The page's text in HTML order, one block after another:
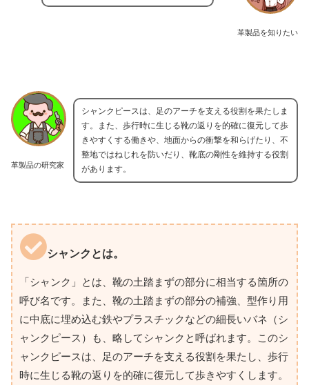
革製品を知りたい
革製品の研究家
シャンクピースは、足のアーチを支える役割を果たしま
す。また、歩行時に生じる靴の返りを的確に復元して歩
きやすくする働きや、地面からの衝撃を和らげたり、不
整地ではねじれを防いだり、靴底の剛性を維持する役割
があります。
シャンクとは。
「シャンク」とは、靴の土踏まずの部分に相当する箇所の
呼び名です。また、靴の土踏まずの部分の補強、型作り用
に中底に埋め込む鉄やプラスチックなどの細長いバネ（シ
ャンクピース）も、略してシャンクと呼ばれます。このシ
ャンクピースは、足のアーチを支える役割を果たし、歩行
時に生じる靴の返りを的確に復元して歩きやすくします。